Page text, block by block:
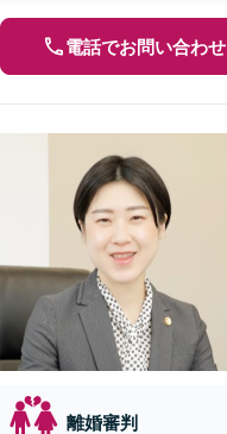
電話でお問い合わせ
離婚審判